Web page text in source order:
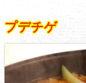
プデチゲ